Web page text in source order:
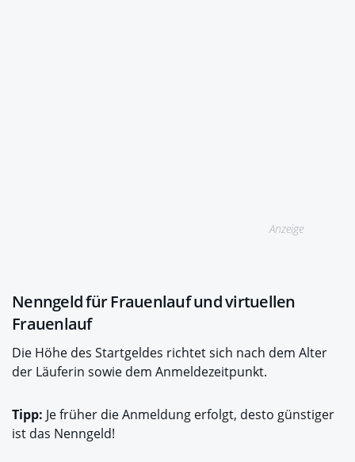
Anzeige
Nenngeld für Frauenlauf und virtuellen
Frauenlauf
Die Höhe des Startgeldes richtet sich nach dem Alter
der Läuferin sowie dem Anmeldezeitpunkt.
Tipp: Je früher die Anmeldung erfolgt, desto günstiger
ist das Nenngeld!